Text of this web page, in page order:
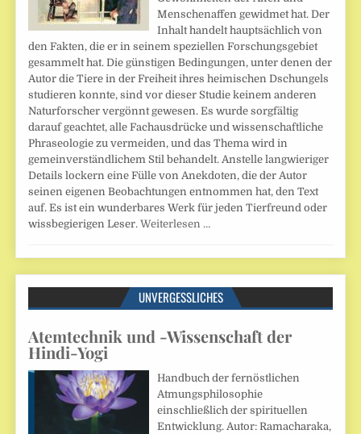
Menschenaffen gewidmet hat. Der
Inhalt handelt hauptsächlich von
den Fakten, die er in seinem speziellen Forschungsgebiet
gesammelt hat. Die günstigen Bedingungen, unter denen der
Autor die Tiere in der Freiheit ihres heimischen Dschungels
studieren konnte, sind vor dieser Studie keinem anderen
Naturforscher vergönnt gewesen. Es wurde sorgfältig
darauf geachtet, alle Fachausdrücke und wissenschaftliche
Phraseologie zu vermeiden, und das Thema wird in
gemeinverständlichem Stil behandelt. Anstelle langwieriger
Details lockern eine Fülle von Anekdoten, die der Autor
seinen eigenen Beobachtungen entnommen hat, den Text
auf. Es ist ein wunderbares Werk für jeden Tierfreund oder
wissbegierigen Leser.Weiterlesen …
UNVERGESSLICHES
Atemtechnik und -Wissenschaft der
Hindi-Yogi
Handbuch der fernöstlichen
Atmungsphilosophie
einschließlich der spirituellen
Entwicklung. Autor: Ramacharaka,